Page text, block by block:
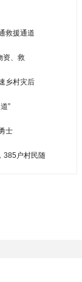
救援通道
资、救
乡村灾后
”
士
385户村民随